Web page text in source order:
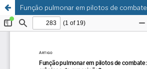
Função pulmonar em pilotos de combate